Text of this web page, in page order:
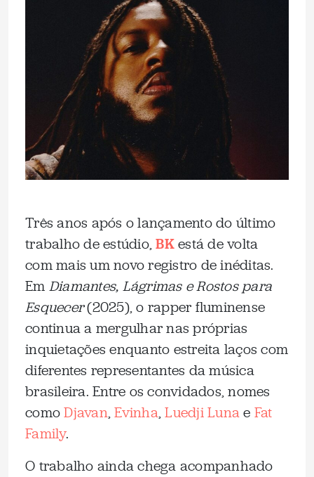
Três anos após o lançamento do último
trabalho de estúdio,BKestá de volta
com mais um novo registro de inéditas.
Em Diamantes, Lágrimas e Rostos para
Esquecer(2025), o rapper fluminense
continua a mergulhar nas próprias
inquietações enquanto estreita laços com
diferentes representantes da música
brasileira. Entre os convidados, nomes
comoDjavan,Evinha,Luedji Lunae Fat
Family.
O trabalho ainda chega acompanhado